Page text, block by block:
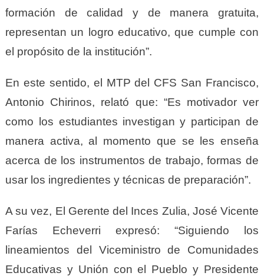
formación de calidad y de manera gratuita,
representan un logro educativo, que cumple con
el propósito de la institución”.
En este sentido, el MTP del CFS San Francisco,
Antonio Chirinos, relató que: “Es motivador ver
como los estudiantes investigan y participan de
manera activa, al momento que se les enseña
acerca de los instrumentos de trabajo, formas de
usar los ingredientes y técnicas de preparación”.
A su vez, El Gerente del Inces Zulia, José Vicente
Farías Echeverri expresó: “Siguiendo los
lineamientos del Viceministro de Comunidades
Educativas y Unión con el Pueblo y Presidente